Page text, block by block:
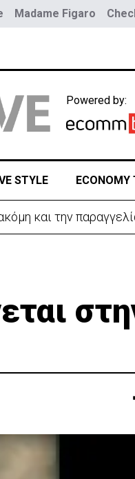
Madame Figaro
Powered by:
STYLE ECONOMY
και την